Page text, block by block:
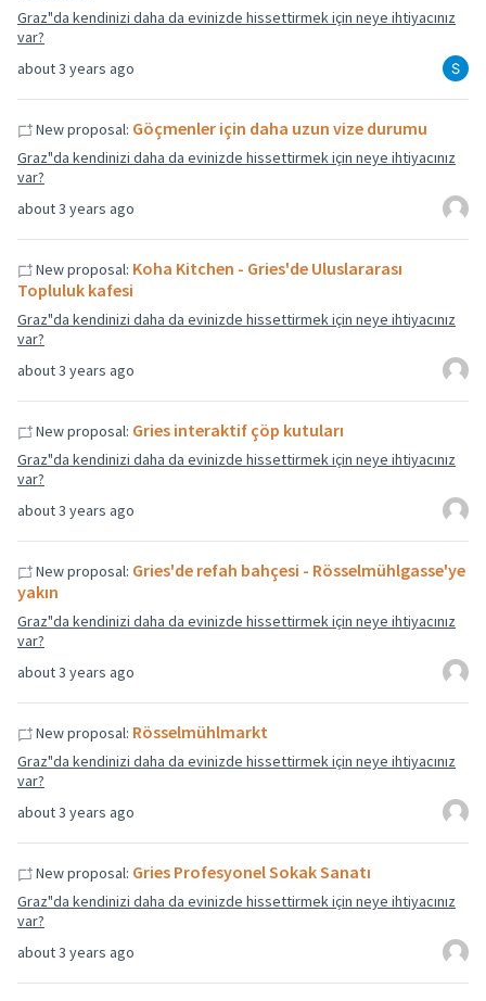
about 3 years ago
Graz"da kendinizi daha da evinizde hissettirmek için neye ihtiyacınız
var?
about 3 years ago
New proposal: Göçmenler için daha uzun vize durumu
Graz"da kendinizi daha da evinizde hissettirmek için neye ihtiyacınız
var?
about 3 years ago
New proposal: Koha Kitchen - Gries'de Uluslararası
Topluluk kafesi
Graz"da kendinizi daha da evinizde hissettirmek için neye ihtiyacınız
var?
about 3 years ago
New proposal: Gries interaktif çöp kutuları
Graz"da kendinizi daha da evinizde hissettirmek için neye ihtiyacınız
var?
about 3 years ago
New proposal: Gries'de refah bahçesi - Rösselmühlgasse'ye
yakın
Graz"da kendinizi daha da evinizde hissettirmek için neye ihtiyacınız
var?
about 3 years ago
New proposal: Rösselmühlmarkt
Graz"da kendinizi daha da evinizde hissettirmek için neye ihtiyacınız
var?
about 3 years ago
New proposal: Gries Profesyonel Sokak Sanatı
Graz"da kendinizi daha da evinizde hissettirmek için neye ihtiyacınız
var?